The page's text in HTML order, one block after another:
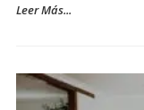
Leer Más...